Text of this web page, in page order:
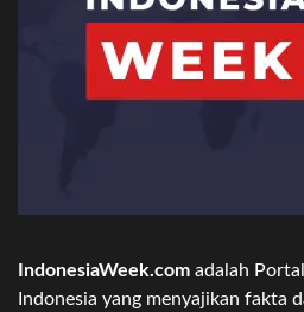
IndonesiaWeek.com adalah
Indonesia yang menyajikan fakta